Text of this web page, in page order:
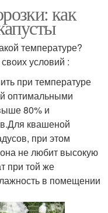
как
температуре?
условий :
при температуре
оптимальными
80% и
квашеной
при этом
не любит высокую
при той же
в помещении